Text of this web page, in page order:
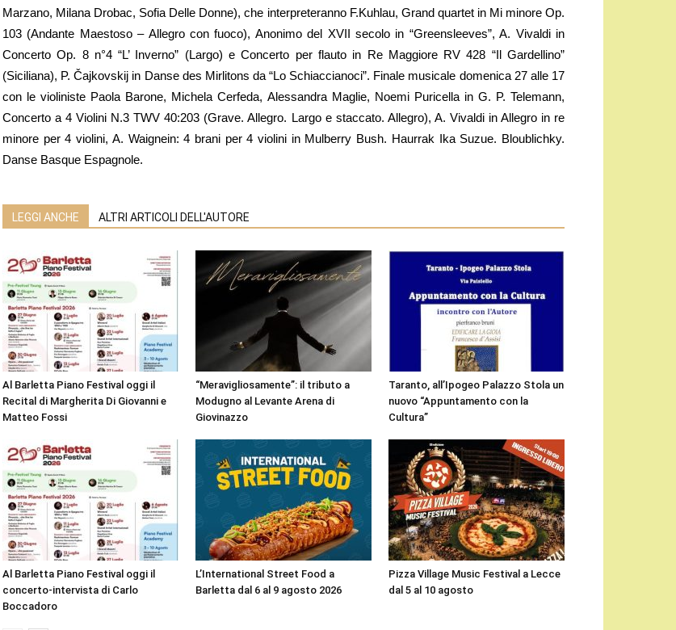
Marzano, Milana Drobac, Sofia Delle Donne), che interpreteranno F.Kuhlau, Grand quartet in Mi minore Op.
103 (Andante Maestoso – Allegro con fuoco), Anonimo del XVII secolo in “Greensleeves”, A. Vivaldi in
Concerto Op. 8 n°4 “L’ Inverno” (Largo) e Concerto per flauto in Re Maggiore RV 428 “Il Gardellino”
(Siciliana), P. Čajkovskij in Danse des Mirlitons da “Lo Schiaccianoci”. Finale musicale domenica 27 alle 17
con le violiniste Paola Barone, Michela Cerfeda, Alessandra Maglie, Noemi Puricella in G. P. Telemann,
Concerto a 4 Violini N.3 TWV 40:203 (Grave. Allegro. Largo e staccato. Allegro), A. Vivaldi in Allegro in re
minore per 4 violini, A. Waignein: 4 brani per 4 violini in Mulberry Bush. Haurrak Ika Suzue. Bloublichky.
Danse Basque Espagnole.
LEGGI ANCHE ALTRI ARTICOLI DELL'AUTORE
Al Barletta Piano Festival oggi il
Recital di Margherita Di Giovanni e
Matteo Fossi
“Meravigliosamente”: il tributo a
Modugno al Levante Arena di
Giovinazzo
Taranto, all’Ipogeo Palazzo Stola un
nuovo “Appuntamento con la
Cultura”
Al Barletta Piano Festival oggi il
concerto-intervista di Carlo
Boccadoro
L’International Street Food a
Barletta dal 6 al 9 agosto 2026
Pizza Village Music Festival a Lecce
dal 5 al 10 agosto